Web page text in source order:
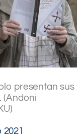
presentan sus
(Andoni
2021